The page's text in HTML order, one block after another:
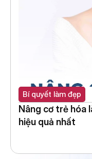
Bí quyết làm đẹp
Nâng cơ trẻ hóa
hiệu quả nhất